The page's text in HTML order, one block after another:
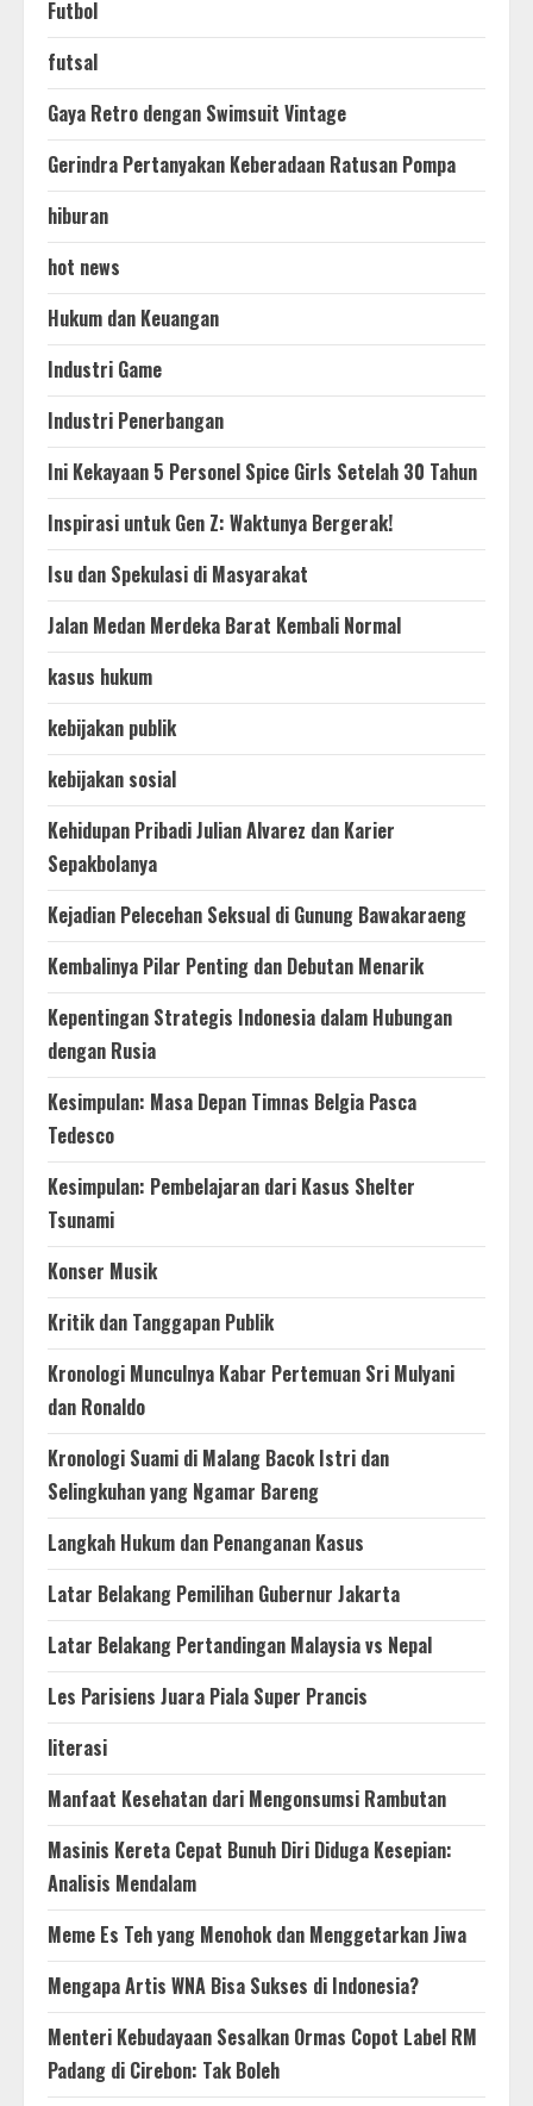
Futbol
futsal
Gaya Retro dengan Swimsuit Vintage
Gerindra Pertanyakan Keberadaan Ratusan Pompa
hiburan
hot news
Hukum dan Keuangan
Industri Game
Industri Penerbangan
Ini Kekayaan 5 Personel Spice Girls Setelah 30 Tahun
Inspirasi untuk Gen Z: Waktunya Bergerak!
Isu dan Spekulasi di Masyarakat
Jalan Medan Merdeka Barat Kembali Normal
kasus hukum
kebijakan publik
kebijakan sosial
Kehidupan Pribadi Julian Alvarez dan Karier
Sepakbolanya
Kejadian Pelecehan Seksual di Gunung Bawakaraeng
Kembalinya Pilar Penting dan Debutan Menarik
Kepentingan Strategis Indonesia dalam Hubungan
dengan Rusia
Kesimpulan: Masa Depan Timnas Belgia Pasca
Tedesco
Kesimpulan: Pembelajaran dari Kasus Shelter
Tsunami
Konser Musik
Kritik dan Tanggapan Publik
Kronologi Munculnya Kabar Pertemuan Sri Mulyani
dan Ronaldo
Kronologi Suami di Malang Bacok Istri dan
Selingkuhan yang Ngamar Bareng
Langkah Hukum dan Penanganan Kasus
Latar Belakang Pemilihan Gubernur Jakarta
Latar Belakang Pertandingan Malaysia vs Nepal
Les Parisiens Juara Piala Super Prancis
literasi
Manfaat Kesehatan dari Mengonsumsi Rambutan
Masinis Kereta Cepat Bunuh Diri Diduga Kesepian:
Analisis Mendalam
Meme Es Teh yang Menohok dan Menggetarkan Jiwa
Mengapa Artis WNA Bisa Sukses di Indonesia?
Menteri Kebudayaan Sesalkan Ormas Copot Label RM
Padang di Cirebon: Tak Boleh